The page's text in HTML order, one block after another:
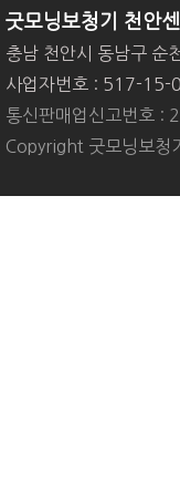
굿모닝보청기 천안센
충남 천안시 동남구 순
사업자번호 : 517-15-
통신판매업신고번호 :
Copyright 굿모닝보청